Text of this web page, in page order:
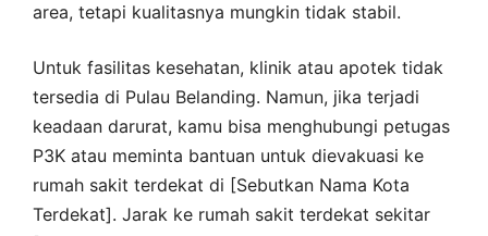
area, tetapi kualitasnya mungkin tidak stabil.
Untuk fasilitas kesehatan, klinik atau apotek tidak
tersedia di Pulau Belanding. Namun, jika terjadi
keadaan darurat, kamu bisa menghubungi petugas
P3K atau meminta bantuan untuk dievakuasi ke
rumah sakit terdekat di [Sebutkan Nama Kota
Terdekat]. Jarak ke rumah sakit terdekat sekitar